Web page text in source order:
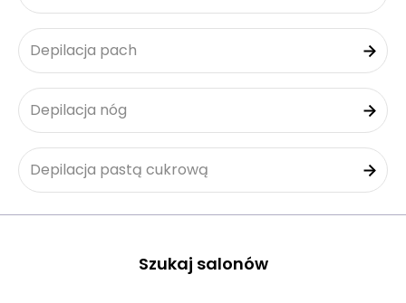
Depilacja pach
Depilacja nóg
Depilacja pastą cukrową
Szukaj salonów